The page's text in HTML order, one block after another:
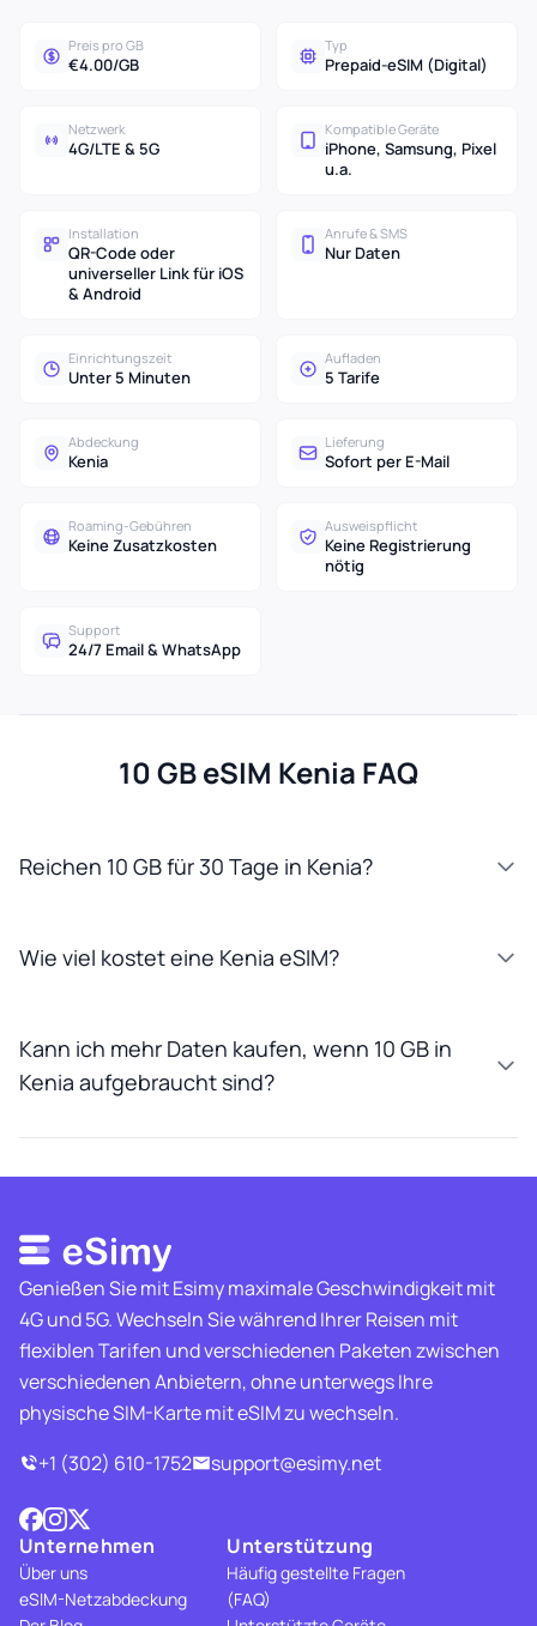
Preis pro GB
€4.00/GB
Typ
Prepaid-eSIM (Digital)
Netzwerk
4G/LTE & 5G
Kompatible Geräte
iPhone, Samsung, Pixel
u.a.
Installation
QR-Code oder
universeller Link für iOS
& Android
Anrufe & SMS
Nur Daten
Einrichtungszeit
Unter 5 Minuten
Aufladen
5 Tarife
Abdeckung
Kenia
Lieferung
Sofort per E-Mail
Roaming-Gebühren
Keine Zusatzkosten
Ausweispflicht
Keine Registrierung
nötig
Support
24/7 Email & WhatsApp
10 GB eSIM Kenia FAQ
Reichen 10 GB für 30 Tage in Kenia?
Wie viel kostet eine Kenia eSIM?
Kann ich mehr Daten kaufen, wenn 10 GB in
Kenia aufgebraucht sind?
Genießen Sie mit Esimy maximale Geschwindigkeit mit
4G und 5G. Wechseln Sie während Ihrer Reisen mit
flexiblen Tarifen und verschiedenen Paketen zwischen
verschiedenen Anbietern, ohne unterwegs Ihre
physische SIM-Karte mit eSIM zu wechseln.
+1 (302) 610-1752
support@esimy.net
Unternehmen
Über uns
eSIM-Netzabdeckung
Unterstützung
Häufig gestellte Fragen
(FAQ)